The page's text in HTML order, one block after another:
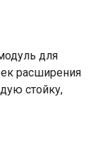
для
расширения
стойку,